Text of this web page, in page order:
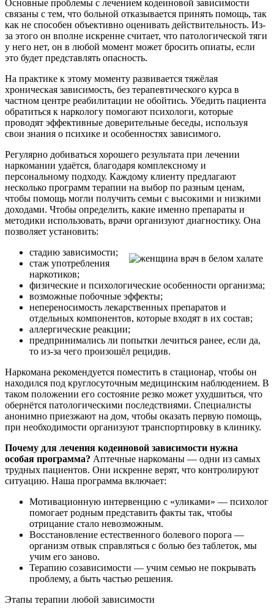
Основные проблемы с лечением кодеиновой зависимости
связаны с тем, что больной отказывается принять помощь, так
как не способен объективно оценивать действительность. Из-
за этого он вполне искренне считает, что патологической тяги
у него нет, он в любой момент может бросить опиаты, если
это будет представлять опасность.
На практике к этому моменту развивается тяжёлая
хроническая зависимость, без терапевтического курса в
частном центре реабилитации не обойтись. Убедить пациента
обратиться к наркологу помогают психологи, которые
проводят эффективные доверительные беседы, используя
свои знания о психике и особенностях зависимого.
Регулярно добиваться хорошего результата при лечении
наркомании удаётся, благодаря комплексному и
персональному подходу. Каждому клиенту предлагают
несколько программ терапии на выбор по разным ценам,
чтобы помощь могли получить семьи с высокими и низкими
доходами. Чтобы определить, какие именно препараты и
методики использовать, врачи организуют диагностику. Она
позволяет установить:
стадию зависимости;
стаж употребления
наркотиков;
физические и психологические особенности организма;
возможные побочные эффекты;
непереносимость лекарственных препаратов и
отдельных компонентов, которые входят в их состав;
аллергические реакции;
предпринимались ли попытки лечиться ранее, если да,
то из-за чего произошёл рецидив.
Наркомана рекомендуется поместить в стационар, чтобы он
находился под круглосуточным медицинским наблюдением. В
таком положении его состояние резко может ухудшиться, что
обернётся патологическими последствиями. Специалисты
анонимно приезжают на дом, чтобы оказать первую помощь,
при необходимости организуют транспортировку в клинику.
Почему для лечения кодеиновой зависимости нужна
особая программа? Аптечные наркоманы — одни из самых
трудных пациентов. Они искренне верят, что контролируют
ситуацию. Наша программа включает:
Мотивационную интервенцию с «уликами» — психолог
помогает родным представить факты так, чтобы
отрицание стало невозможным.
Восстановление естественного болевого порога —
организм отвык справляться с болью без таблеток, мы
учим его заново.
Терапию созависимости — учим семью не покрывать
проблему, а быть частью решения.
Этапы терапии любой зависимости